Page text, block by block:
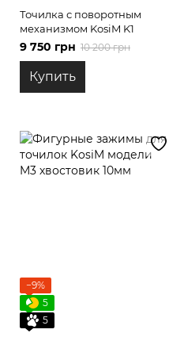
Точилка с поворотным
механизмом KosiM K1
9 750 грн 10 200 грн
Купить
−9%
5
5